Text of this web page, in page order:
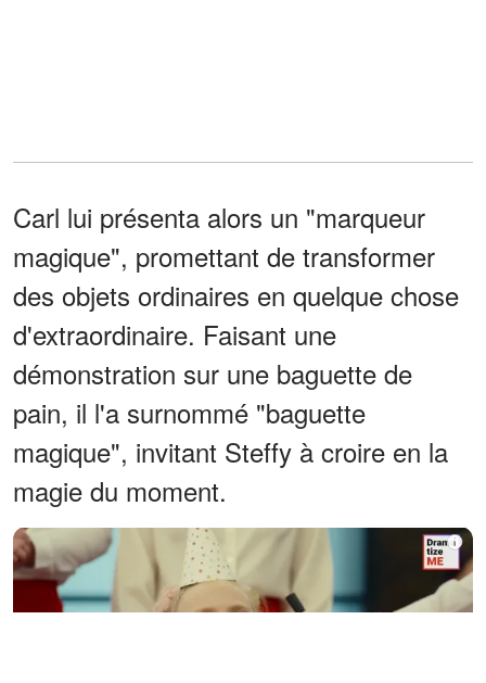
Carl lui présenta alors un "marqueur
magique", promettant de transformer
des objets ordinaires en quelque chose
d'extraordinaire. Faisant une
démonstration sur une baguette de
pain, il l'a surnommé "baguette
magique", invitant Steffy à croire en la
magie du moment.